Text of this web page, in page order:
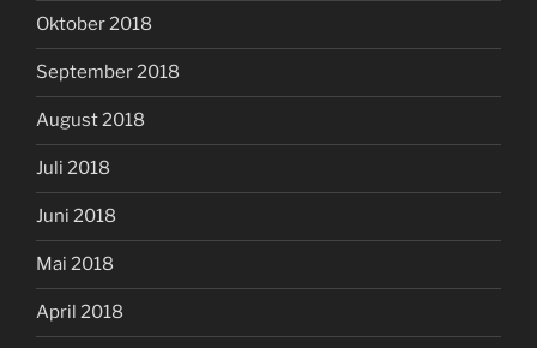
Oktober 2018
September 2018
August 2018
Juli 2018
Juni 2018
Mai 2018
April 2018